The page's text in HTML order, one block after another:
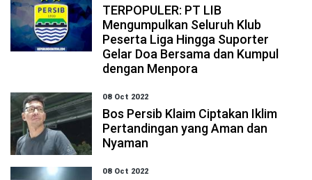
TERPOPULER: PT LIB
Mengumpulkan Seluruh Klub
Peserta Liga Hingga Suporter
Gelar Doa Bersama dan Kumpul
dengan Menpora
08 Oct 2022
Bos Persib Klaim Ciptakan Iklim
Pertandingan yang Aman dan
Nyaman
08 Oct 2022